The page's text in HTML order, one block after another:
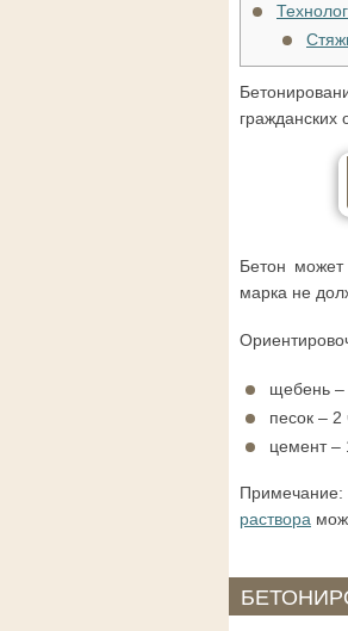
гражданских
Бетон
марка не
щебень –
песок – 2
цемент –
раствора